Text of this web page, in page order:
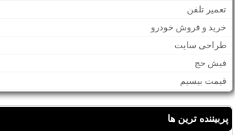
تعمیر تلفن
خرید و فروش خودرو
طراحی سایت
فیش حج
قیمت بیسیم
پربیننده ترین ها